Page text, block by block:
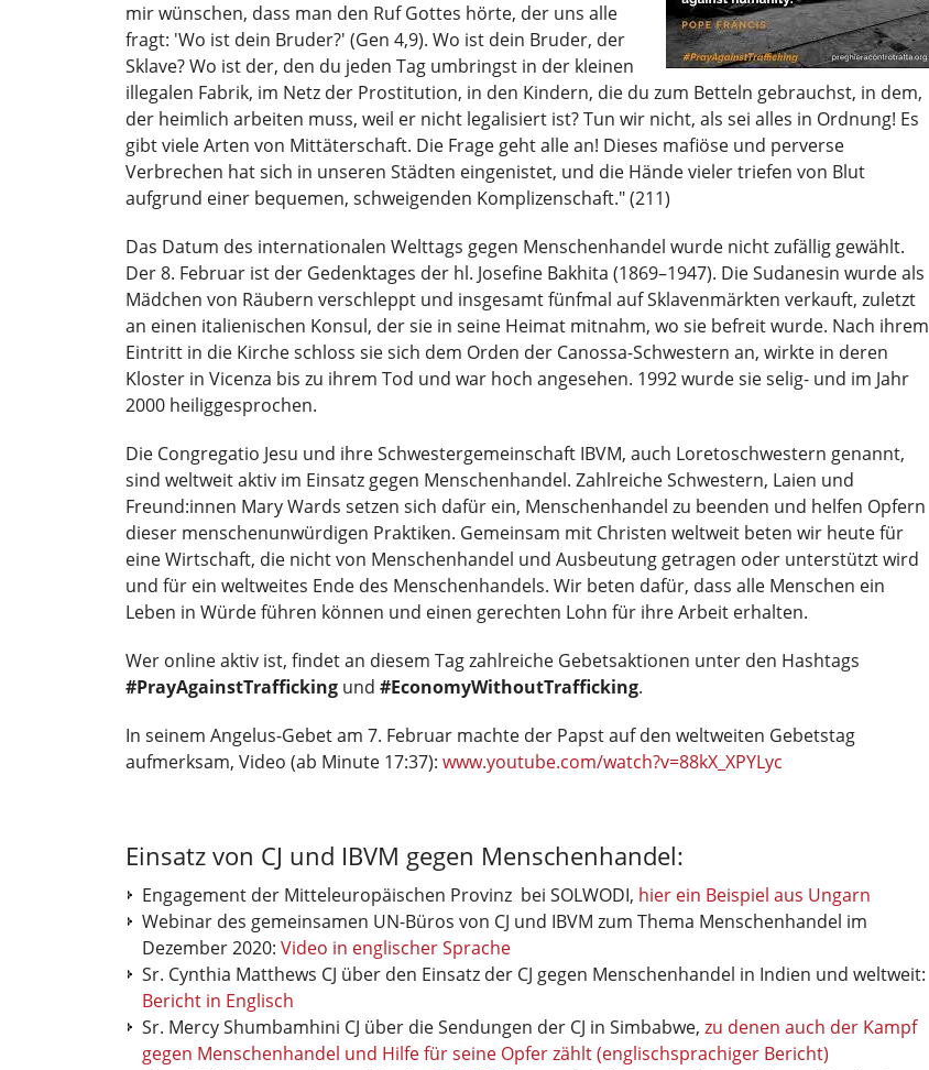
mir wünschen, dass man den Ruf Gottes hörte, der uns alle
fragt: 'Wo ist dein Bruder?' (Gen 4,9). Wo ist dein Bruder, der
Sklave? Wo ist der, den du jeden Tag umbringst in der kleinen
illegalen Fabrik, im Netz der Prostitution, in den Kindern, die du zum Betteln gebrauchst, in dem,
der heimlich arbeiten muss, weil er nicht legalisiert ist? Tun wir nicht, als sei alles in Ordnung! Es
gibt viele Arten von Mittäterschaft. Die Frage geht alle an! Dieses mafiöse und perverse
Verbrechen hat sich in unseren Städten eingenistet, und die Hände vieler triefen von Blut
aufgrund einer bequemen, schweigenden Komplizenschaft." (211)
Das Datum des internationalen Welttags gegen Menschenhandel wurde nicht zufällig gewählt.
Der 8. Februar ist der Gedenktages der hl. Josefine Bakhita (1869–1947). Die Sudanesin wurde als
Mädchen von Räubern verschleppt und insgesamt fünfmal auf Sklavenmärkten verkauft, zuletzt
an einen italienischen Konsul, der sie in seine Heimat mitnahm, wo sie befreit wurde. Nach ihrem
Eintritt in die Kirche schloss sie sich dem Orden der Canossa-Schwestern an, wirkte in deren
Kloster in Vicenza bis zu ihrem Tod und war hoch angesehen. 1992 wurde sie selig- und im Jahr
2000 heiliggesprochen.
Die Congregatio Jesu und ihre Schwestergemeinschaft IBVM, auch Loretoschwestern genannt,
sind weltweit aktiv im Einsatz gegen Menschenhandel. Zahlreiche Schwestern, Laien und
Freund:innen Mary Wards setzen sich dafür ein, Menschenhandel zu beenden und helfen Opfern
dieser menschenunwürdigen Praktiken. Gemeinsam mit Christen weltweit beten wir heute für
eine Wirtschaft, die nicht von Menschenhandel und Ausbeutung getragen oder unterstützt wird
und für ein weltweites Ende des Menschenhandels. Wir beten dafür, dass alle Menschen ein
Leben in Würde führen können und einen gerechten Lohn für ihre Arbeit erhalten.
Wer online aktiv ist, findet an diesem Tag zahlreiche Gebetsaktionen unter den Hashtags
#PrayAgainstTrafficking und #EconomyWithoutTrafficking.
In seinem Angelus-Gebet am 7. Februar machte der Papst auf den weltweiten Gebetstag
aufmerksam, Video (ab Minute 17:37): www.youtube.com/watch?v=88kX_XPYLyc
Einsatz von CJ und IBVM gegen Menschenhandel:
Engagement der Mitteleuropäischen Provinz bei SOLWODI, hier ein Beispiel aus Ungarn
Webinar des gemeinsamen UN-Büros von CJ und IBVM zum Thema Menschenhandel im
Dezember 2020: Video in englischer Sprache
Sr. Cynthia Matthews CJ über den Einsatz der CJ gegen Menschenhandel in Indien und weltweit:
Bericht in Englisch
Sr. Mercy Shumbamhini CJ über die Sendungen der CJ in Simbabwe, zu denen auch der Kampf
gegen Menschenhandel und Hilfe für seine Opfer zählt (englischsprachiger Bericht)